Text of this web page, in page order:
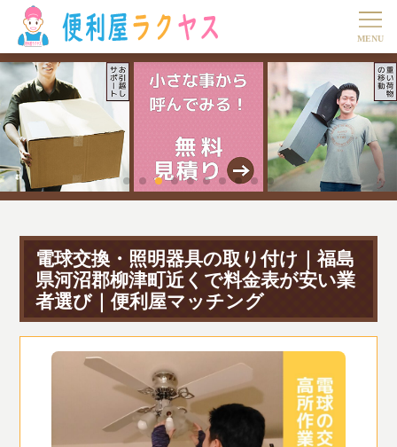
電球交換・照明器具の取り付け｜福島
県河沼郡柳津町近くで料金表が安い業
者選び｜便利屋マッチング